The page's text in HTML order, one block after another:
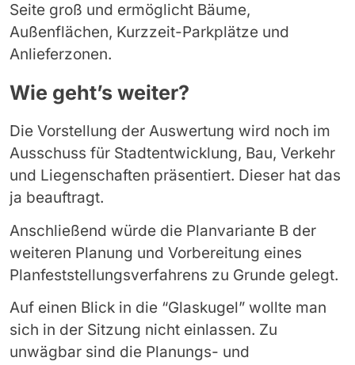
Seite groß und ermöglicht Bäume,
Außenflächen, Kurzzeit-Parkplätze und
Anlieferzonen.
Wie geht’s weiter?
Die Vorstellung der Auswertung wird noch im
Ausschuss für Stadtentwicklung, Bau, Verkehr
und Liegenschaften präsentiert. Dieser hat das
ja beauftragt.
Anschließend würde die Planvariante B der
weiteren Planung und Vorbereitung eines
Planfeststellungsverfahrens zu Grunde gelegt.
Auf einen Blick in die “Glaskugel” wollte man
sich in der Sitzung nicht einlassen. Zu
unwägbar sind die Planungs- und